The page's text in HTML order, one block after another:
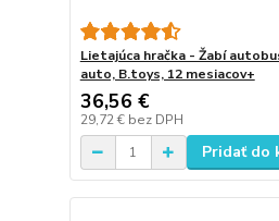
Lietajúca hračka - Žabí
auto, B.toys, 12 mesiacov+
36,56 €
29,72 € bez DPH
Pridať do